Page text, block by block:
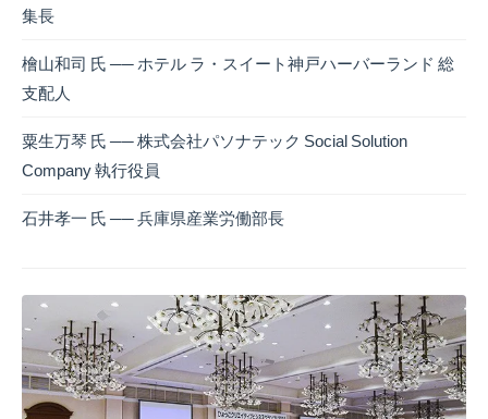
集長
檜山和司 氏 ── ホテル ラ・スイート神戸ハーバーランド 総
支配人
粟生万琴 氏 ── 株式会社パソナテック Social Solution
Company 執行役員
石井孝一 氏 ── 兵庫県産業労働部長